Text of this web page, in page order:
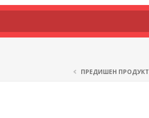
ПРЕДИШЕН ПРОДУКТ